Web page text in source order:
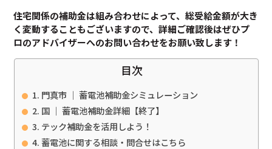
住宅関係の補助金は組み合わせによって、総受給金額が大き
く変動することもございますので、詳細ご確認後はぜひプ
ロのアドバイザーへのお問い合わせをお願い致します！
目次
門真市 ｜ 蓄電池補助金シミュレーション
国 ｜ 蓄電池補助金詳細【終了】
テック補助金を活用しよう！
蓄電池に関する相談・問合せはこちら